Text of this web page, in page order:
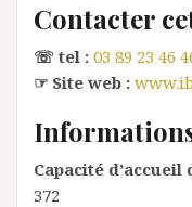
Contacter
☏ tel : 03 89 23 46
☞ Site web :
Capacité
372